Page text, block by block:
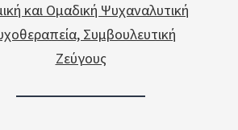
και Ομαδική Ψυχαναλυτική
Συμβουλευτική
Ζεύγους